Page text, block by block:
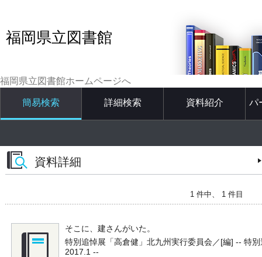
福岡県立図書館
福岡県立図書館ホームページへ
簡易検索 詳細検索 資料紹介 パ
資料詳細
1 件中、 1 件目
そこに、建さんがいた。
特別追悼展「高倉健」北九州実行委員会／[編] -- 特
2017.1 --